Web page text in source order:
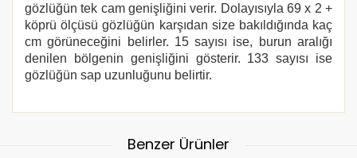
gözlüğün tek cam genişliğini verir. Dolayısıyla 69 x 2 +
köprü ölçüsü gözlüğün karşıdan size bakıldığında kaç
cm görüneceğini belirler. 15 sayısı ise, burun aralığı
denilen bölgenin genişliğini gösterir. 133 sayısı ise
gözlüğün sap uzunluğunu belirtir.
Benzer Ürünler